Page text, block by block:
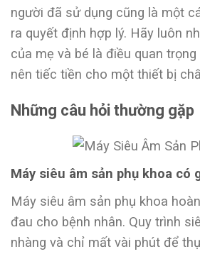
người đã sử dụng cũng là một
ra quyết định hợp lý. Hãy luôn
của mẹ và bé là điều quan
nên tiếc tiền cho một thiết bị
Những câu hỏi thường gặp
Máy siêu âm sản phụ khoa có
Máy siêu âm sản phụ khoa
đau cho bệnh nhân. Quy trình
nhàng và chỉ mất vài phút để